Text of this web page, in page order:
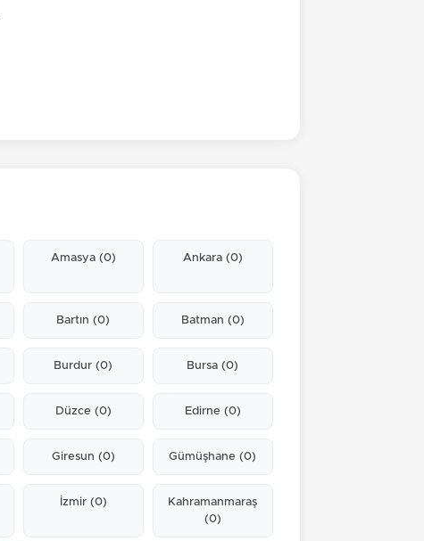
Amasya (0) Ankara (0)
Bartın(0) Batman (0)
Burdur(0) Bursa(0)
Düzce (0) Edirne (0)
Giresun (0) Gümüşhane(0)
İzmir (0)
Kahramanmaraş
(0)